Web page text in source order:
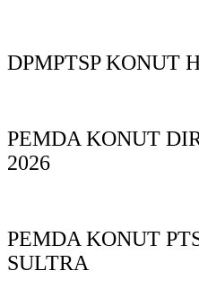
DPMPTSP KONUT
PEMDA KONUT
2026
PEMDA KONUT
SULTRA